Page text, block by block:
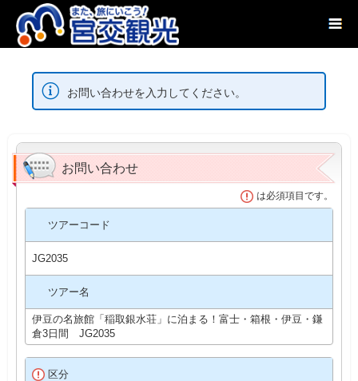
お問い合わせを入力してください。
お問い合わせ
は必須項目です。
ツアーコード
JG2035
ツアー名
伊豆の名旅館「稲取銀水荘」に泊まる！富士・箱根・伊豆・鎌
倉3日間 JG2035
区分